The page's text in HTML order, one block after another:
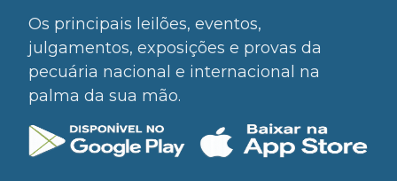
Os principais leilões, eventos,
julgamentos, exposições e provas da
pecuária nacional e internacional na
palma da sua mão.